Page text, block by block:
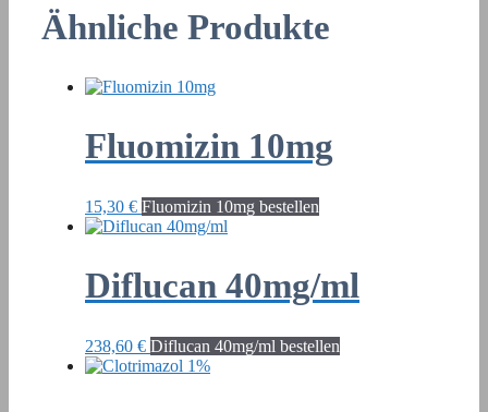
Ähnliche Produkte
Fluomizin 10mg
15,30 € Fluomizin 10mg bestellen
Diflucan 40mg/ml
238,60 € Diflucan 40mg/ml bestellen